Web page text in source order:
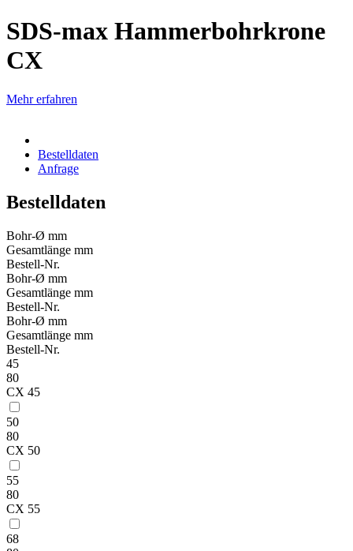
SDS-max Hammer­bohrkrone
CX
Mehr erfahren
Bestelldaten
Anfrage
Bestelldaten
Bohr-Ø mm
Gesamtlänge mm
Bestell-Nr.
Bohr-Ø mm
Gesamtlänge mm
Bestell-Nr.
Bohr-Ø mm
Gesamtlänge mm
Bestell-Nr.
45
80
CX 45
50
80
CX 50
55
80
CX 55
68